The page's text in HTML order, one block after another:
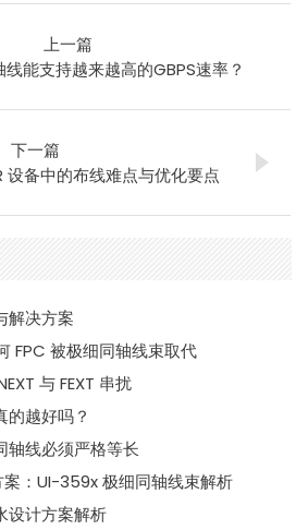
上一篇
能支持越来越高的GBPS速率？
下一篇
设备中的布线难点与优化要点
解决方案
FPC 被极细同轴线束取代
与 FEXT 串扰
的越好吗？
轴线必须严格等长
：UI-359x 极细同轴线束解析
设计方案解析